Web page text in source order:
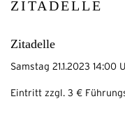
ZITADELLE
Zitadelle
Samstag 21.1.2023 14:00
Eintritt zzgl. 3 €